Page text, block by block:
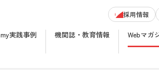
採用情報
my実践事例 機関誌・教育情報 Webマガ